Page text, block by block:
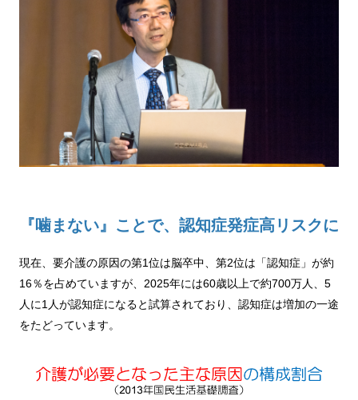
『噛まない』ことで、認知症発症高リスクに
現在、要介護の原因の第1位は脳卒中、第2位は「認知症」が約
16％を占めていますが、2025年には60歳以上で約700万人、5
人に1人が認知症になると試算されており、認知症は増加の一途
をたどっています。